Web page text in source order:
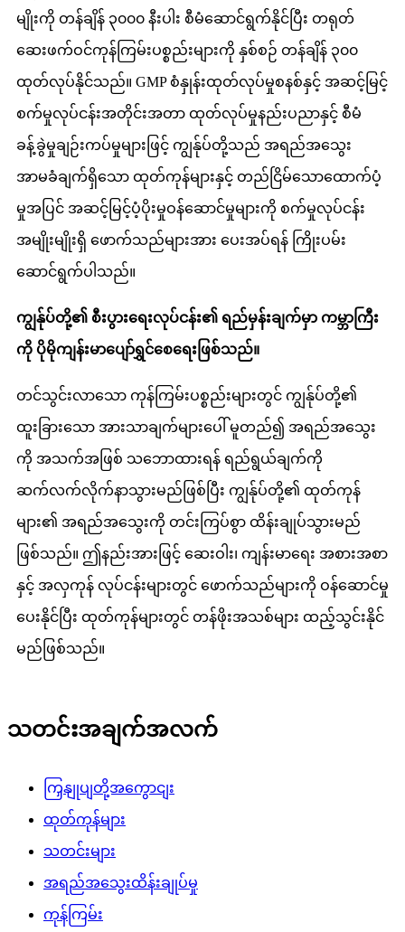
မျိုးကို တန်ချိန် ၃၀၀၀ နီးပါး စီမံဆောင်ရွက်နိုင်ပြီး တရုတ်
ဆေးဖက်ဝင်ကုန်ကြမ်းပစ္စည်းများကို နှစ်စဉ် တန်ချိန် ၃၀၀
ထုတ်လုပ်နိုင်သည်။ GMP စံနှုန်းထုတ်လုပ်မှုစနစ်နှင့် အဆင့်မြင့်
စက်မှုလုပ်ငန်းအတိုင်းအတာ ထုတ်လုပ်မှုနည်းပညာနှင့် စီမံ
ခန့်ခွဲမှုချဉ်းကပ်မှုများဖြင့် ကျွန်ုပ်တို့သည် အရည်အသွေး
အာမခံချက်ရှိသော ထုတ်ကုန်များနှင့် တည်ငြိမ်သောထောက်ပံ့
မှုအပြင် အဆင့်မြင့်ပံ့ပိုးမှုဝန်ဆောင်မှုများကို စက်မှုလုပ်ငန်း
အမျိုးမျိုးရှိ ဖောက်သည်များအား ပေးအပ်ရန် ကြိုးပမ်း
ဆောင်ရွက်ပါသည်။
ကျွန်ုပ်တို့၏ စီးပွားရေးလုပ်ငန်း၏ ရည်မှန်းချက်မှာ ကမ္ဘာကြီး
ကို ပိုမိုကျန်းမာပျော်ရွှင်စေရေးဖြစ်သည်။
တင်သွင်းလာသော ကုန်ကြမ်းပစ္စည်းများတွင် ကျွန်ုပ်တို့၏
ထူးခြားသော အားသာချက်များပေါ် မူတည်၍ အရည်အသွေး
ကို အသက်အဖြစ် သဘောထားရန် ရည်ရွယ်ချက်ကို
ဆက်လက်လိုက်နာသွားမည်ဖြစ်ပြီး ကျွန်ုပ်တို့၏ ထုတ်ကုန်
များ၏ အရည်အသွေးကို တင်းကြပ်စွာ ထိန်းချုပ်သွားမည်
ဖြစ်သည်။ ဤနည်းအားဖြင့် ဆေးဝါး၊ ကျန်းမာရေး အစားအစာ
နှင့် အလှကုန် လုပ်ငန်းများတွင် ဖောက်သည်များကို ဝန်ဆောင်မှု
ပေးနိုင်ပြီး ထုတ်ကုန်များတွင် တန်ဖိုးအသစ်များ ထည့်သွင်းနိုင်
မည်ဖြစ်သည်။
သတင်းအချက်အလက်
ကြှနျုပျတို့အကွောငျး
ထုတ်ကုန်များ
သတင်းများ
အရည်အသွေးထိန်းချုပ်မှု
ကုန်ကြမ်း